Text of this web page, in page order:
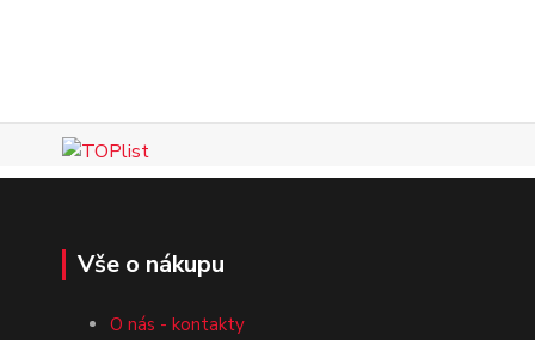
Vše o nákupu
O nás - kontakty